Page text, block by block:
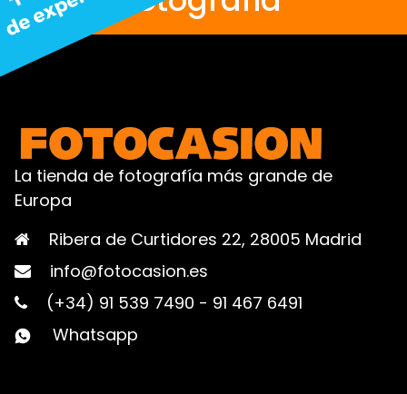
La tienda de fotografía más grande de
Europa
Ribera de Curtidores 22, 28005 Madrid
info@fotocasion.es
(+34) 91 539 7490 - 91 467 6491
Whatsapp